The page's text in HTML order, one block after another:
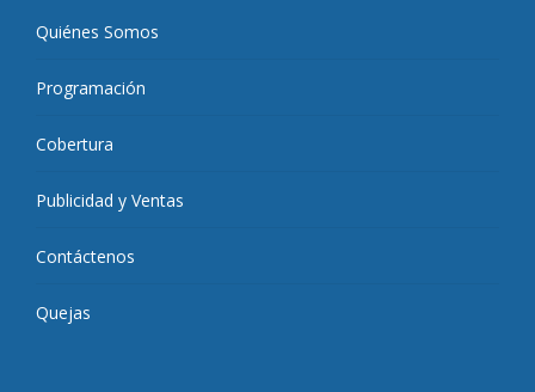
Quiénes Somos
Programación
Cobertura
Publicidad y Ventas
Contáctenos
Quejas